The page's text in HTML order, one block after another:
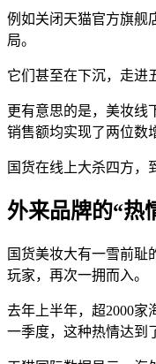
例如关闭天猫官方旗舰
局。
它们甚至在下沉，走进
更有意思的是，美妆线
销售额均实现了两位数
国货在线上大杀四方，
外来品牌的“热
国货美妆大有一雪前
玩家，再次一拥而入。
去年上半年，超2000
一季度，这种热情达到